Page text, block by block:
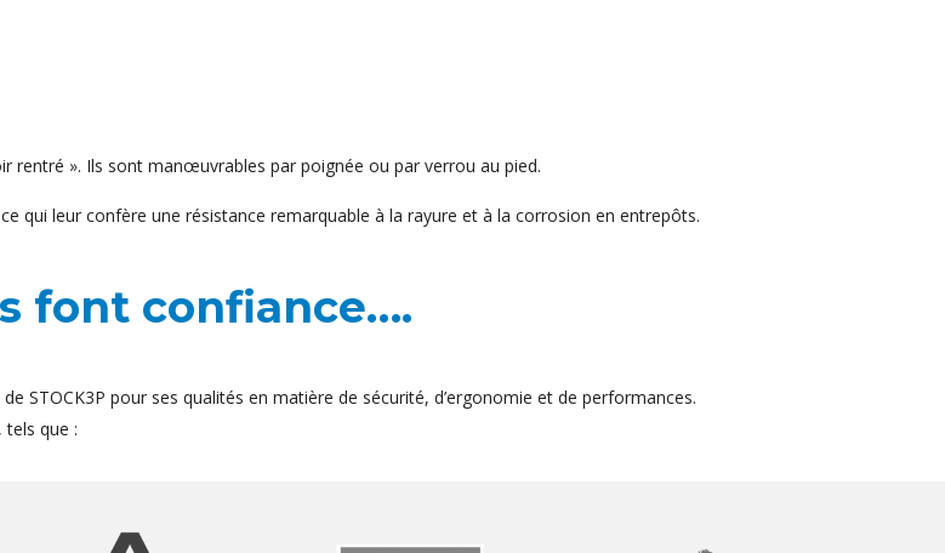
». Ils sont manœuvrables par poignée ou par verrou au pied.
ce qui leur confère une résistance remarquable à la rayure et à la corrosion en entrepôts.
font confiance….
STOCK3P pour ses qualités en matière de sécurité, d’ergonomie et de performances.
que :